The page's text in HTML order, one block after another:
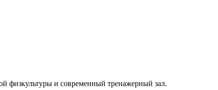
физкультуры и современный тренажерный зал.